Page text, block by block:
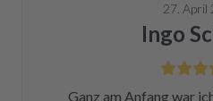
Modell und Fehler
ich die Wahl, eine
139€ zu kaufen oder
einzusenden und für
27. April
Ingo
Ganz am Anfang war